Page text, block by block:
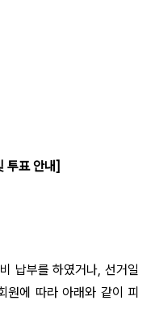
투표 안내]
납부를 하였거나, 선거일
원에 따라 아래와 같이 피